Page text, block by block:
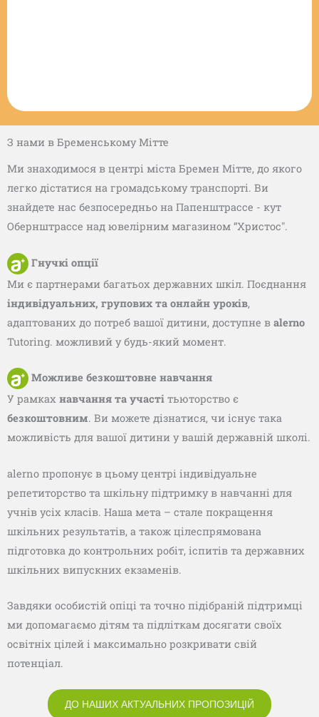
З нами в Бременському Мітте
Ми знаходимося в центрі міста Бремен Мітте, до якого
легко дістатися на громадському транспорті. Ви
знайдете нас безпосередньо на Папенштрассе - кут
Обернштрассе над ювелірним магазином “Христос".
Гнучкі опції
Ми є партнерами багатьох державних шкіл. Поєднання
індивідуальних, групових та онлайн уроків,
адаптованих до потреб вашої дитини, доступне в alerno
Tutoring. можливий у будь-який момент.
Можливе безкоштовне навчання
У рамках навчання та участі тьюторство є
безкоштовним. Ви можете дізнатися, чи існує така
можливість для вашої дитини у вашій державній школі.
alerno пропонує в цьому центрі індивідуальне
репетиторство та шкільну підтримку в навчанні для
учнів усіх класів. Наша мета – стале покращення
шкільних результатів, а також цілеспрямована
підготовка до контрольних робіт, іспитів та державних
шкільних випускних екзаменів.
Завдяки особистій опіці та точно підібраній підтримці
ми допомагаємо дітям та підліткам досягати своїх
освітніх цілей і максимально розкривати свій
потенціал.
ДО НАШИХ АКТУАЛЬНИХ ПРОПОЗИЦІЙ